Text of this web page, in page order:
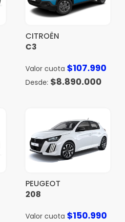
CITROËN
C3
Valor cuota $107.990
$8.890.000
PEUGEOT
208
Valor cuota $150.990